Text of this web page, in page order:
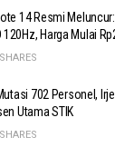
14 Resmi
120Hz, Harga Mulai
702 Personel,
Utama STIK